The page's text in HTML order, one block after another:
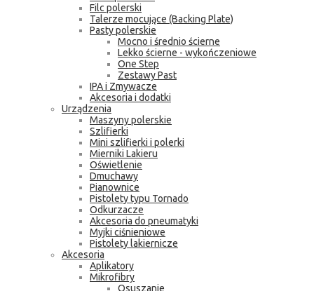
Filc polerski
Talerze mocujące (Backing Plate)
Pasty polerskie
Mocno i średnio ścierne
Lekko ścierne - wykończeniowe
One Step
Zestawy Past
IPA i Zmywacze
Akcesoria i dodatki
Urządzenia
Maszyny polerskie
Szlifierki
Mini szlifierki i polerki
Mierniki Lakieru
Oświetlenie
Dmuchawy
Pianownice
Pistolety typu Tornado
Odkurzacze
Akcesoria do pneumatyki
Myjki ciśnieniowe
Pistolety lakiernicze
Akcesoria
Aplikatory
Mikrofibry
Osuszanie